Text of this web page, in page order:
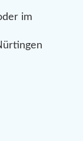
im